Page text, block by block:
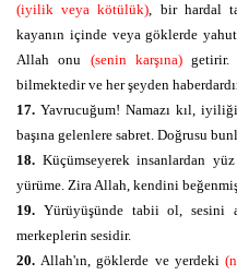
(iyilik veya kötülük), bir hardal
kayanın içinde veya göklerde
Allah onu (senin karşına)getirir.
bilmektedir ve her şeyden
17. Yavrucuğum! Namazı kıl,
başına gelenlere sabret. Doğrusu
18. Küçümseyerek insanlardan
yürüme. Zira Allah, kendini
19. Yürüyüşünde tabii ol, sesini
merkeplerin sesidir.
20.Allah'ın, göklerde ve yerdeki